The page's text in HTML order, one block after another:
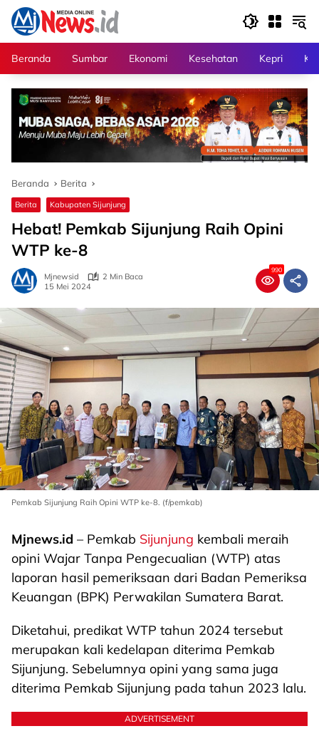
Langsung
konten
Beranda
Sumbar Ekonomi Kesehatan Kepri
Beranda Berita
Berita Kabupaten Sijunjung
Hebat! Pemkab Sijunjung Raih Opini
WTP ke-8
Mjnewsid
2 Min Baca
15 Mei 2024
990
Pemkab Sijunjung Raih Opini WTP ke-8. (f/pemkab)
Mjnews.id – Pemkab Sijunjung kembali meraih
opini Wajar Tanpa Pengecualian (WTP) atas
laporan hasil pemeriksaan dari Badan Pemeriksa
Keuangan (BPK) Perwakilan Sumatera Barat.
Diketahui, predikat WTP tahun 2024 tersebut
merupakan kali kedelapan diterima Pemkab
Sijunjung. Sebelumnya opini yang sama juga
diterima Pemkab Sijunjung pada tahun 2023 lalu.
ADVERTISEMENT